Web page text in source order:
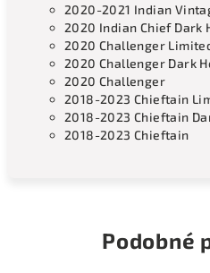
2020-2021 Indian
2020 Indian Chief Dark
2020 Challenger
2020 Challenger Dark
2020 Challenger
2018-2023 Chieftain
2018-2023 Chieftain
2018-2023 Chieftain
Podobné